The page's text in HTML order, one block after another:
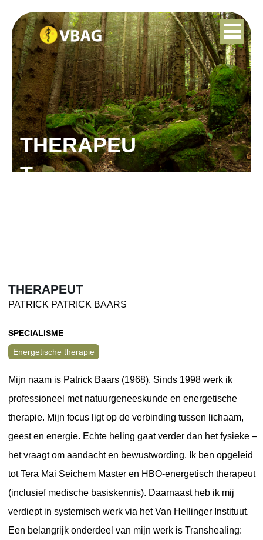
THERAPEU
T
THERAPEUT
PATRICK PATRICK BAARS
SPECIALISME
Energetische therapie
Mijn naam is Patrick Baars (1968). Sinds 1998 werk ik
professioneel met natuurgeneeskunde en energetische
therapie. Mijn focus ligt op de verbinding tussen lichaam,
geest en energie. Echte heling gaat verder dan het fysieke –
het vraagt om aandacht en bewustwording. Ik ben opgeleid
tot Tera Mai Seichem Master en HBO-energetisch therapeut
(inclusief medische basiskennis). Daarnaast heb ik mij
verdiept in systemisch werk via het Van Hellinger Instituut.
Een belangrijk onderdeel van mijn werk is Transhealing: